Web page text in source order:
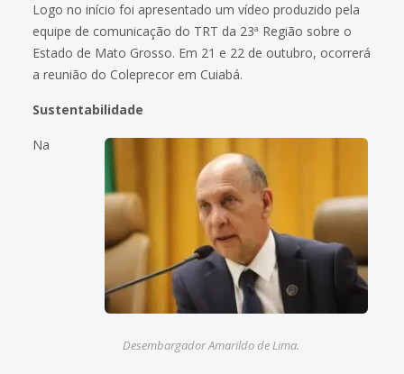
Logo no início foi apresentado um vídeo produzido pela
equipe de comunicação do TRT da 23ª Região sobre o
Estado de Mato Grosso. Em 21 e 22 de outubro, ocorrerá
a reunião do Coleprecor em Cuiabá.
Sustentabilidade
Desembargador Amarildo de Lima.
Na